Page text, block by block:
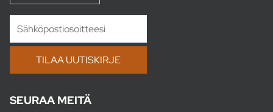
SEURAA MEITÄ